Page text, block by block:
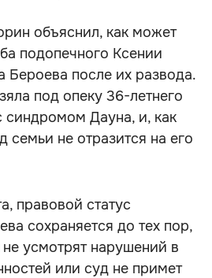
объяснил, как может
подопечного Ксении
Бероева после их развода.
под опеку 36-летнего
синдромом Дауна, и, как
семьи не отразится на его
правовой статус
сохраняется до тех пор,
усмотрят нарушений в
или суд не примет